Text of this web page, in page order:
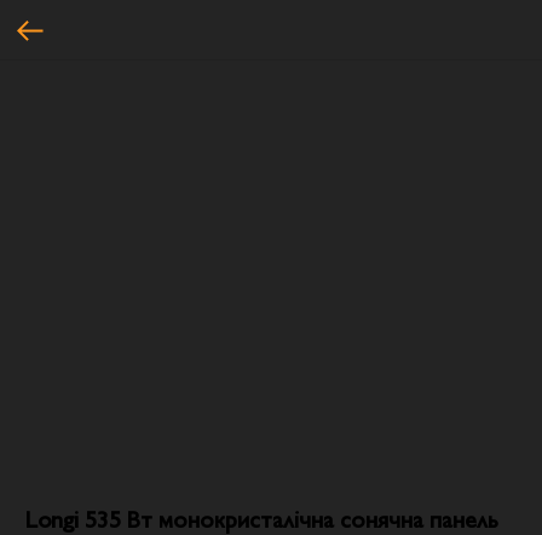
Longi 535 Вт монокристалічна сонячна панель